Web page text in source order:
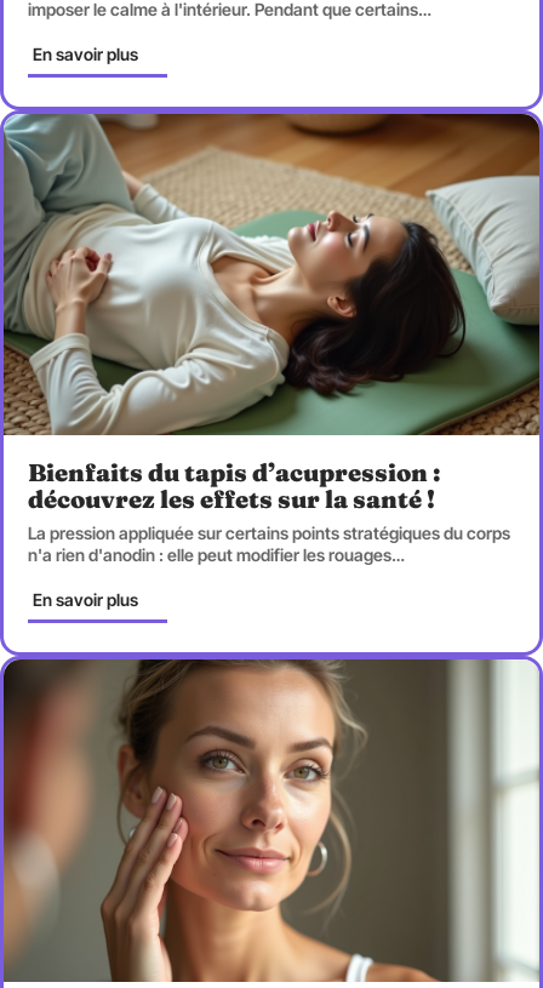
imposer le calme à l'intérieur. Pendant que certains…
En savoir plus
Bienfaits du tapis d’acupression :
découvrez les effets sur la santé !
La pression appliquée sur certains points stratégiques du corps
n'a rien d'anodin : elle peut modifier les rouages…
En savoir plus